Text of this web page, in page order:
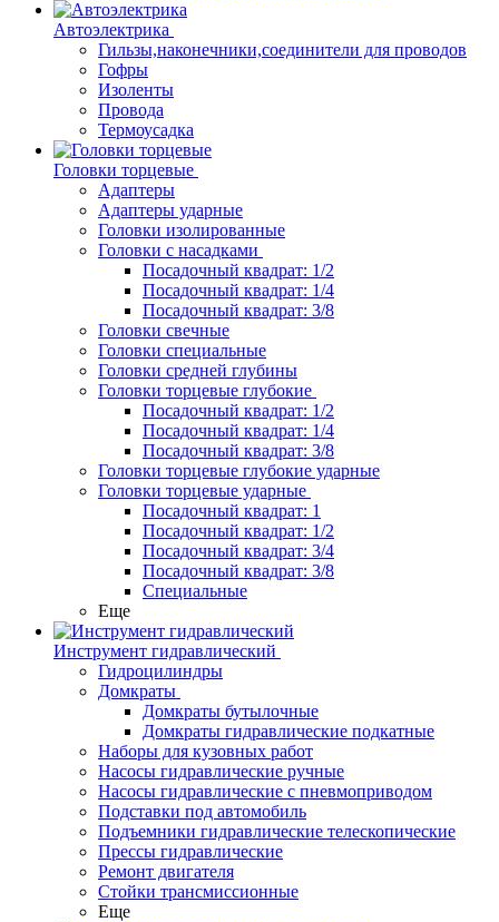
Автоэлектрика
Гильзы,наконечники,соединители для проводов
Гофры
Изоленты
Провода
Термоусадка
Головки торцевые
Адаптеры
Адаптеры ударные
Головки изолированные
Головки с насадками
Посадочный квадрат: 1/2
Посадочный квадрат: 1/4
Посадочный квадрат: 3/8
Головки свечные
Головки специальные
Головки средней глубины
Головки торцевые глубокие
Посадочный квадрат: 1/2
Посадочный квадрат: 1/4
Посадочный квадрат: 3/8
Головки торцевые глубокие ударные
Головки торцевые ударные
Посадочный квадрат: 1
Посадочный квадрат: 1/2
Посадочный квадрат: 3/4
Посадочный квадрат: 3/8
Специальные
Еще
Инструмент гидравлический
Гидроцилиндры
Домкраты
Домкраты бутылочные
Домкраты гидравлические подкатные
Наборы для кузовных работ
Насосы гидравлические ручные
Насосы гидравлические с пневмоприводом
Подставки под автомобиль
Подъемники гидравлические телескопические
Прессы гидравлические
Ремонт двигателя
Стойки трансмиссионные
Еще